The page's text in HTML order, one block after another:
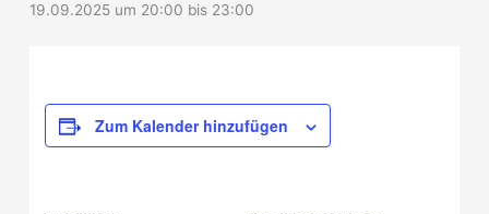
19.09.2025 um 20:00 bis 23:00
Zum Kalender hinzufügen